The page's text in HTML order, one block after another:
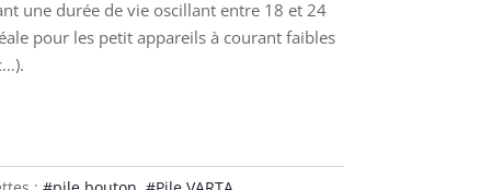
une durée de vie oscillant entre 18 et 24
pour les petit appareils à courant faibles